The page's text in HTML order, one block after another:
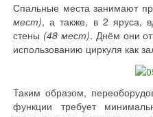
Спальные места занимают
мест), а также, в 2 яруса,
стены (48 мест). Днём они
использованию циркуля как
Таким образом,
функции требует